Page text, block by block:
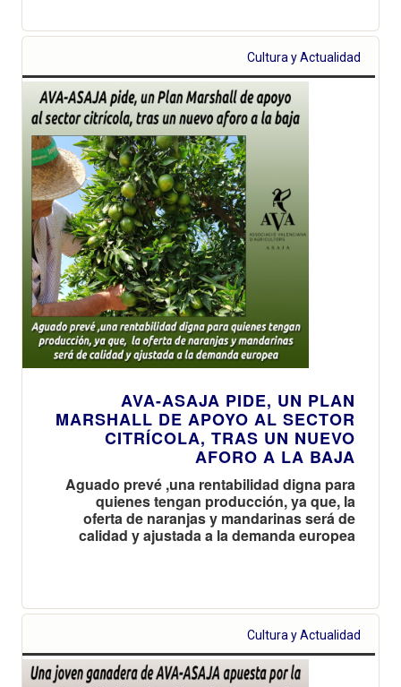
Cultura y Actualidad
AVA-ASAJA PIDE, UN PLAN
MARSHALL DE APOYO AL SECTOR
CITRÍCOLA, TRAS UN NUEVO
AFORO A LA BAJA
Aguado prevé ,una rentabilidad digna para
quienes tengan producción, ya que, la
oferta de naranjas y mandarinas será de
calidad y ajustada a la demanda europea
Cultura y Actualidad